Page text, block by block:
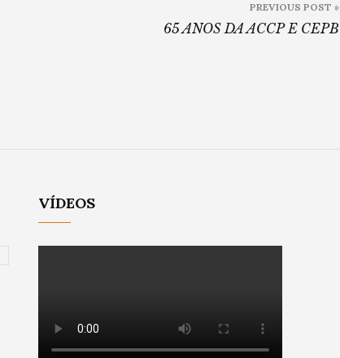
PREVIOUS POST »
65 ANOS DA ACCP E CEPB
VÍDEOS